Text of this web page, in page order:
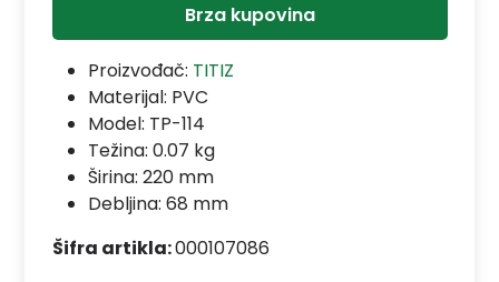
Brza kupovina
Proizvođač: TITIZ
Materijal: PVC
Model: TP-114
Težina: 0.07 kg
Širina: 220 mm
Debljina: 68 mm
Šifra artikla:000107086